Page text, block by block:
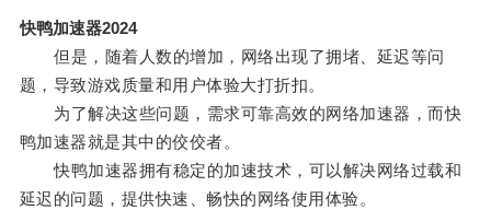
快鸭加速器2024
但是，随着人数的增加，网络出现了拥堵、延迟等问
题，导致游戏质量和用户体验大打折扣。
为了解决这些问题，需求可靠高效的网络加速器，而快
鸭加速器就是其中的佼佼者。
快鸭加速器拥有稳定的加速技术，可以解决网络过载和
延迟的问题，提供快速、畅快的网络使用体验。